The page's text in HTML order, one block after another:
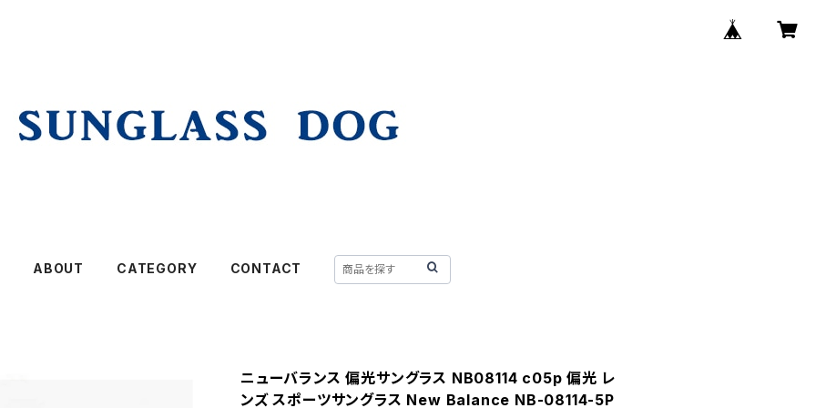
ABOUT CATEGORY CONTACT
ニューバランス 偏光サングラス NB08114 c05p 偏光 レ
ンズ スポーツサングラス New Balance NB-08114-5P